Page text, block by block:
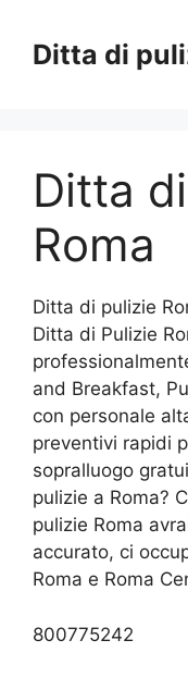
contenuto
Ditta di
Ditta
Roma
Ditta di pulizie
Ditta di Pulizie
and Breakfast,
con personale
preventivi rapidi
sopralluogo
pulizie a Roma?
pulizie Roma
accurato, ci
Roma e Roma
800775242